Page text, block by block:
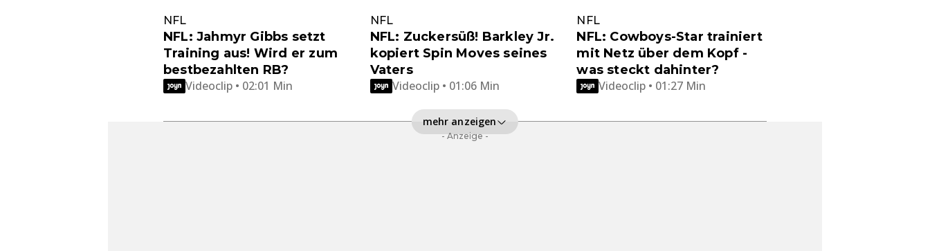
NFL
NFL: Jahmyr Gibbs setzt
Training aus! Wird er zum
bestbezahlten RB?
Videoclip • 02:01 Min
NFL
NFL: Zuckersüß! Barkley Jr.
kopiert Spin Moves seines
Vaters
Videoclip • 01:06 Min
NFL
NFL: Cowboys-Star trainiert
mit Netz über dem Kopf -
was steckt dahinter?
Videoclip • 01:27 Min
mehr anzeigen
- Anzeige -